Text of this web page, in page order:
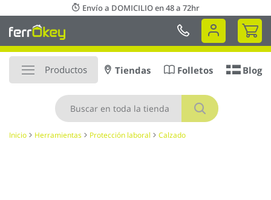
al
contenido
Envío a DOMICILIO en 48 a 72hr
Mi
Productos
Buscar
Tiendas Folletos Blog
Inicio Herramientas Protección laboral Calzado